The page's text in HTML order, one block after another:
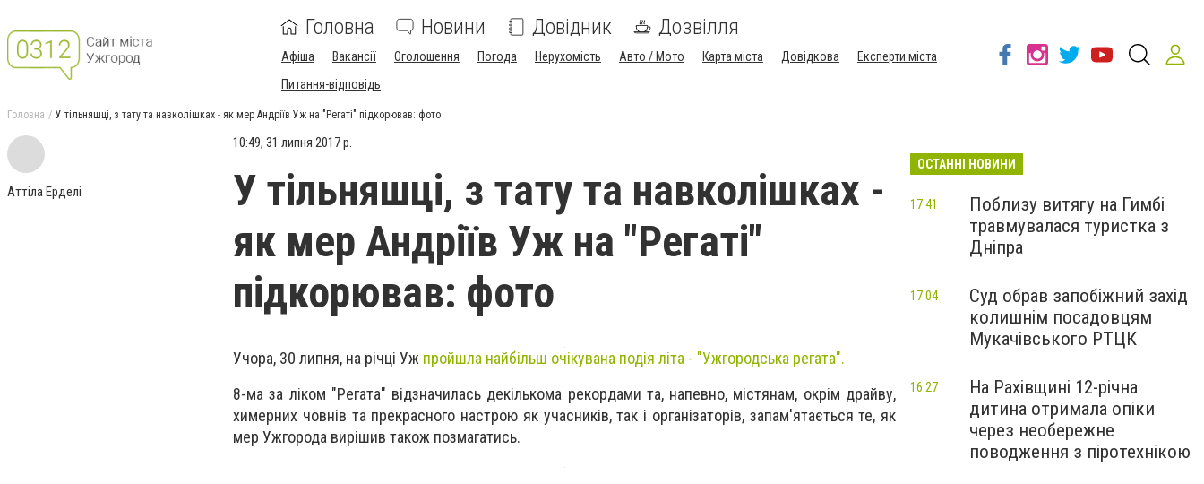
Головна Новини Довідник Дозвілля
Афіша Вакансії Оголошення Погода Нерухомість Авто / Мото Карта міста Довідкова
Експерти міста
Питання-відповідь
Головна У тільняшці, з тату та навколішках - як мер Андріїв Уж на "Регаті" підкорював: фото
Аттіла Ерделі
10:49, 31 липня 2017 р.
У тільняшці, з тату та навколішках -
як мер Андріїв Уж на "Регаті"
підкорював: фото
Учора, 30 липня, на річці Уж пройшла найбільш очікувана подія літа - "Ужгородська регата".
8-ма за ліком "Регата" відзначилась декількома рекордами та, напевно, містянам, окрім драйву,
химерних човнів та прекрасного настрою як учасників, так і організаторів, запам'ятається те, як
мер Ужгорода вирішив також позмагатись.
ОСТАННІ НОВИНИ
Поблизу витягу на Гимбі
травмувалася туристка з
Дніпра
17:41
Суд обрав запобіжний захід
колишнім посадовцям
Мукачівського РТЦК
17:04
На Рахівщині 12-річна
дитина отримала опіки
через необережне
поводження з піротехнікою
16:27